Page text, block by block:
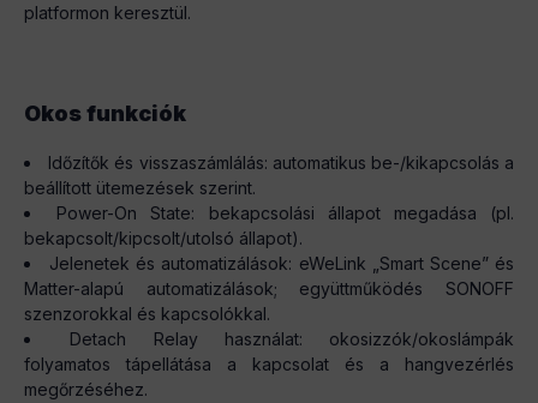
platformon keresztül.
Okos funkciók
Időzítők és visszaszámlálás: automatikus be-/kikapcsolás a
beállított ütemezések szerint.
Power-On State: bekapcsolási állapot megadása (pl.
bekapcsolt/kipcsolt/utolsó állapot).
Jelenetek és automatizálások: eWeLink „Smart Scene” és
Matter-alapú automatizálások; együttműködés SONOFF
szenzorokkal és kapcsolókkal.
Detach Relay használat: okosizzók/okoslámpák
folyamatos tápellátása a kapcsolat és a hangvezérlés
megőrzéséhez.